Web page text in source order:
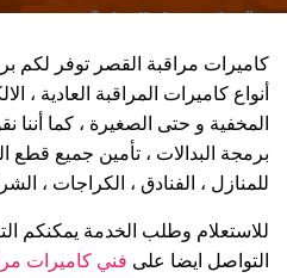
كاميرات مراقبة القصر توفر لكم
أنواع كاميرات المراقبة العادية ،
المخفية و حتى الصغيرة ، كما أننا
برمجة البدالات ، تأمين جميع قطع
للمنازل ، الفنادق ، الكراجات ،
للاستعلام وطلب الخدمة يمكنكم
التواصل ايضا على فني كاميرات